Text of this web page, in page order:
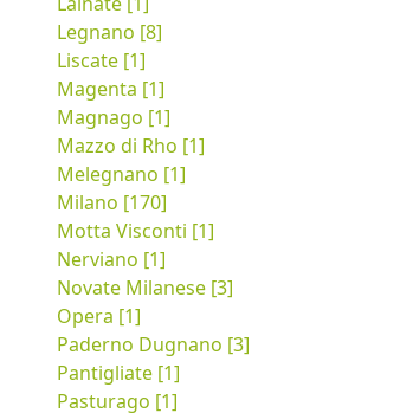
Legnano [8]
Liscate [1]
Magenta [1]
Magnago [1]
Mazzo di Rho [1]
Melegnano [1]
Milano [170]
Motta Visconti [1]
Nerviano [1]
Novate Milanese [3]
Opera [1]
Paderno Dugnano [3]
Pantigliate [1]
Pasturago [1]